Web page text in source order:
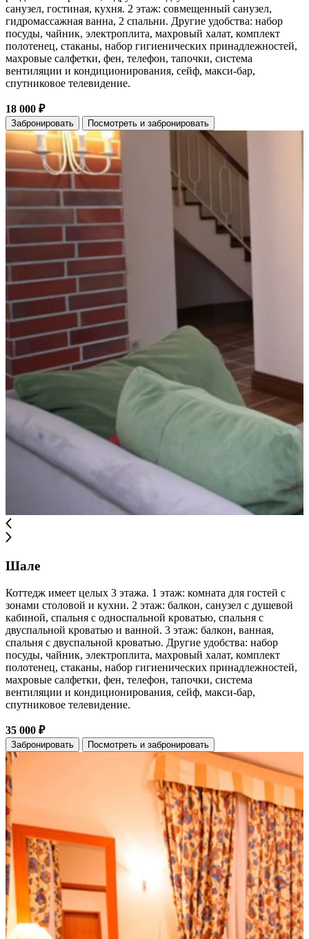
санузел, гостиная, кухня. 2 этаж: совмещенный санузел,
гидромассажная ванна, 2 спальни. Другие удобства: набор
посуды, чайник, электроплита, махровый халат, комплект
полотенец, стаканы, набор гигиенических принадлежностей,
махровые салфетки, фен, телефон, тапочки, система
вентиляции и кондиционирования, сейф, макси-бар,
спутниковое телевидение.
18 000 ₽
Забронировать Посмотреть и забронировать
Шале
Коттедж имеет целых 3 этажа. 1 этаж: комната для гостей с
зонами столовой и кухни. 2 этаж: балкон, санузел с душевой
кабиной, спальня с односпальной кроватью, спальня с
двуспальной кроватью и ванной. 3 этаж: балкон, ванная,
спальня с двуспальной кроватью. Другие удобства: набор
посуды, чайник, электроплита, махровый халат, комплект
полотенец, стаканы, набор гигиенических принадлежностей,
махровые салфетки, фен, телефон, тапочки, система
вентиляции и кондиционирования, сейф, макси-бар,
спутниковое телевидение.
35 000 ₽
Забронировать Посмотреть и забронировать